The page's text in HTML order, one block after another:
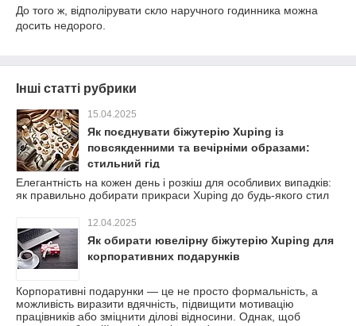
До того ж, відполірувати скло наручного годинника можна
досить недорого.
Інші статті рубрики
15.04.2025
Як поєднувати біжутерію Xuping із
повсякденними та вечірніми образами:
стильний гід
Елегантність на кожен день і розкіш для особливих випадків:
як правильно добирати прикраси Xuping до будь-якого стил
12.04.2025
Як обирати ювелірну біжутерію Xuping для
корпоративних подарунків
Корпоративні подарунки — це не просто формальність, а
можливість виразити вдячність, підвищити мотивацію
працівників або зміцнити ділові відносини. Однак, щоб